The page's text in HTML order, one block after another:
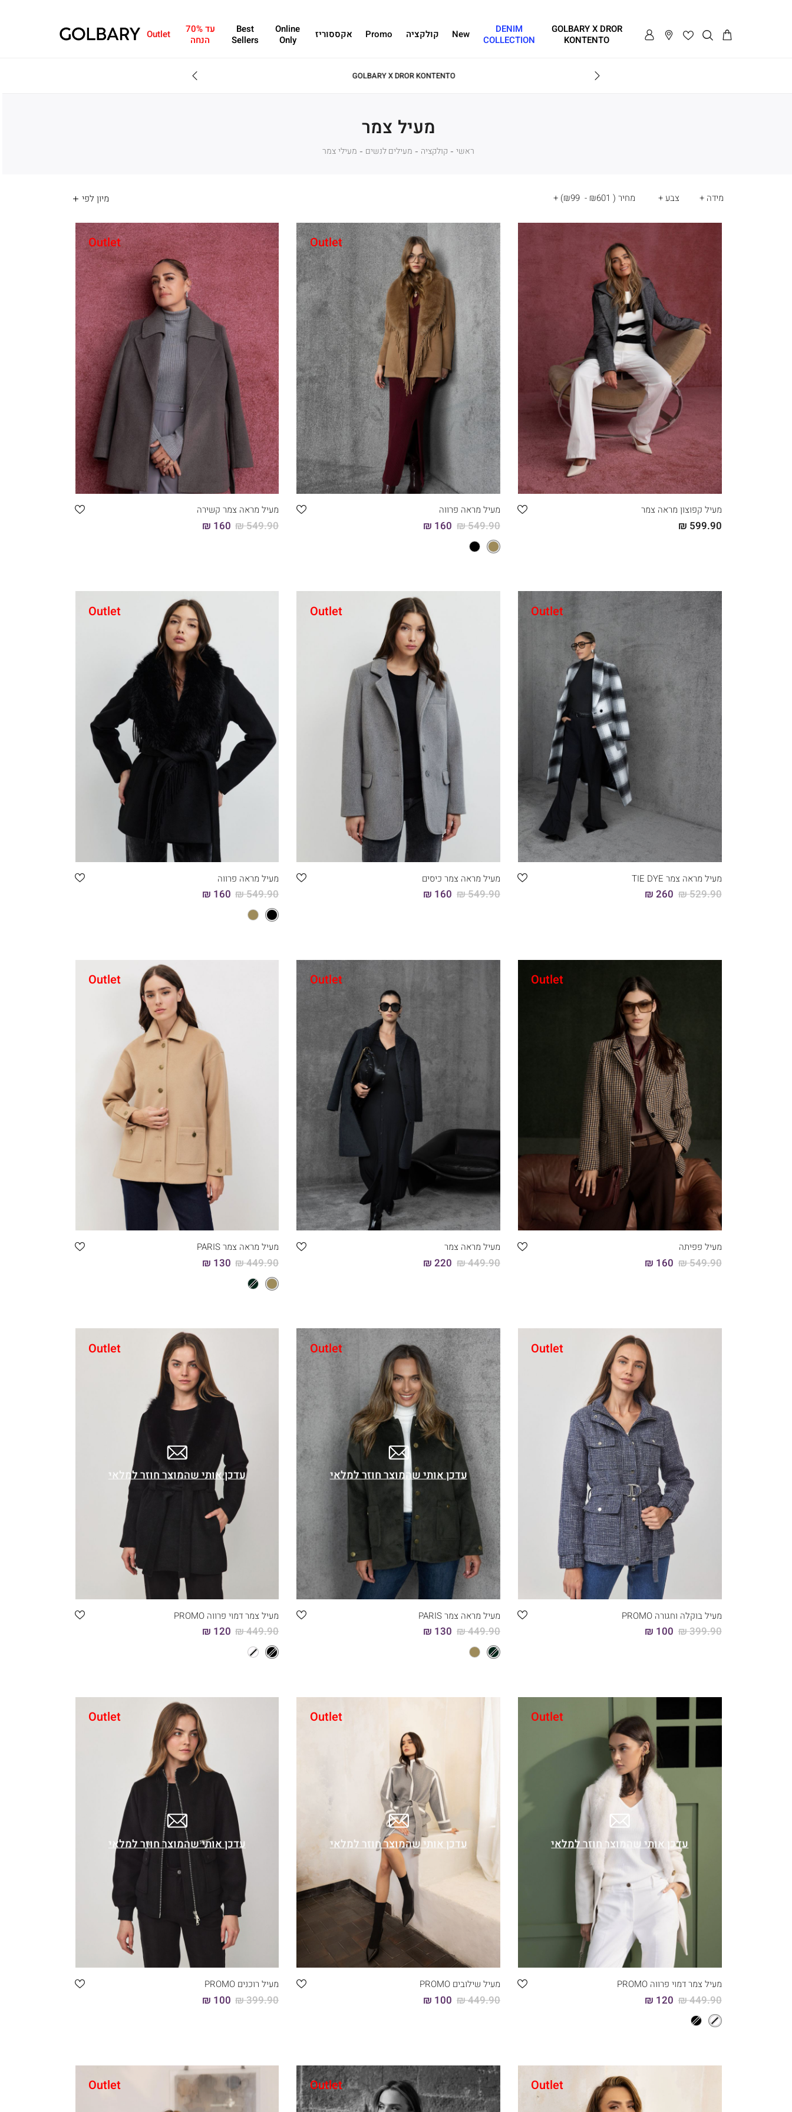
GOLBARY X DROR
KONTENTO
DENIM
COLLECTION
New קולקציה Promo אקססוריז
Online
Only
Best
Sellers
עד 70%
הנחה
Outlet
מעיל צמר
ראשי ראשי
קולקציה קולקציה
מעילים לנשים מעילים
מעילי צמרמעילי
מידה צבע מחיר (
₪601 - ₪99
)
36
38
40
42
44
46
קני עכשיו
מעיל קפוצון מראה צמר
599.90 ₪
Outlet
36
38
40
42
44
46
קני עכשיו
מעיל מראה פרווה
160 ₪ 549.90 ₪
Outlet
36
42
קני עכשיו
מעיל מראה צמר קשירה
160 ₪ 549.90 ₪
Outlet
40
42
44
46
קני עכשיו
מעיל מראה צמר TIE DYE
260 ₪ 529.90 ₪
Outlet
38
40
42
44
קני עכשיו
מעיל מראה צמר כיסים
160 ₪ 549.90 ₪
Outlet
38
42
מעיל מראה פרווה
160 ₪ 549.90 ₪
Outlet
36
40
44
46
קני עכשיו
מעיל פפיתה
160 ₪ 549.90 ₪
Outlet
36
38
40
42
44
46
קני עכשיו
מעיל מראה צמר
220 ₪ 449.90 ₪
Outlet
38
קני עכשיו
מעיל מראה צמר PARIS
130 ₪ 449.90 ₪
Outlet
36
38
40
44
קני עכשיו
מעיל בוקלה וחגורה PROMO
100 ₪ 399.90 ₪
Outlet
מעיל מראה צמר PARIS
130 ₪ 449.90 ₪
Outlet
מעיל צמר דמוי פרווה PROMO
120 ₪ 449.90 ₪
Outlet
מעיל צמר דמוי פרווה PROMO
120 ₪ 449.90 ₪
Outlet
מעיל שילובים PROMO
100 ₪ 449.90 ₪
Outlet
מעיל רוכנים PROMO
100 ₪ 399.90 ₪
Outlet
Outlet
Outlet